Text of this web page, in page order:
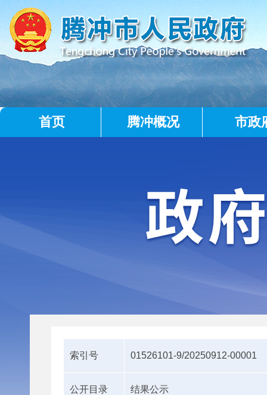
首页 腾冲概况 市政
索引号 01526101-9/20250912-00001
公开目录 结果公示